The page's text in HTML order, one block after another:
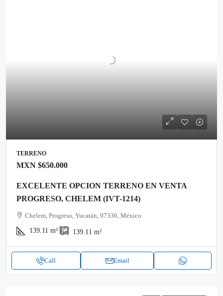
TERRENO
MXN $650.000
EXCELENTE OPCION TERRENO EN VENTA
PROGRESO, CHELEM (IVT-1214)
Chelem, Progreso, Yucatán, 97336, México
139.11 m² 139.11 m²
Call Email